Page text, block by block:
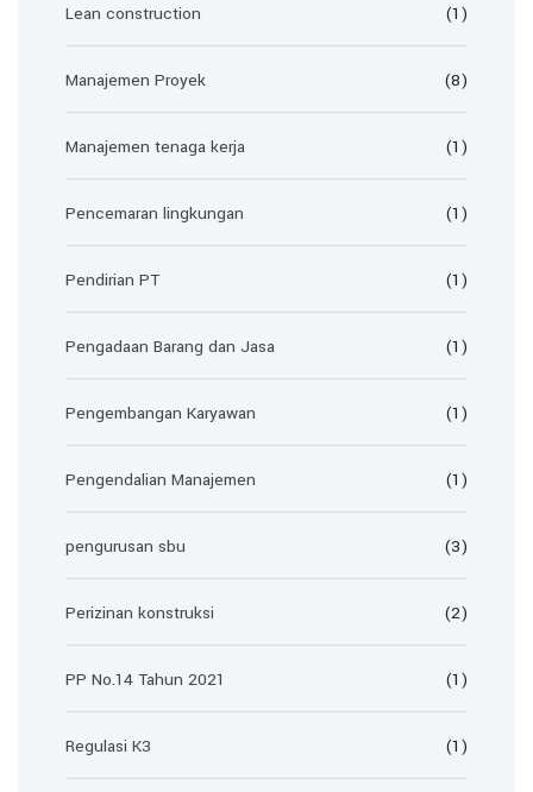
Lean construction (1)
Manajemen Proyek (8)
Manajemen tenaga kerja (1)
Pencemaran lingkungan (1)
Pendirian PT (1)
Pengadaan Barang dan Jasa (1)
Pengembangan Karyawan (1)
Pengendalian Manajemen (1)
pengurusan sbu (3)
Perizinan konstruksi (2)
PP No.14 Tahun 2021 (1)
Regulasi K3 (1)